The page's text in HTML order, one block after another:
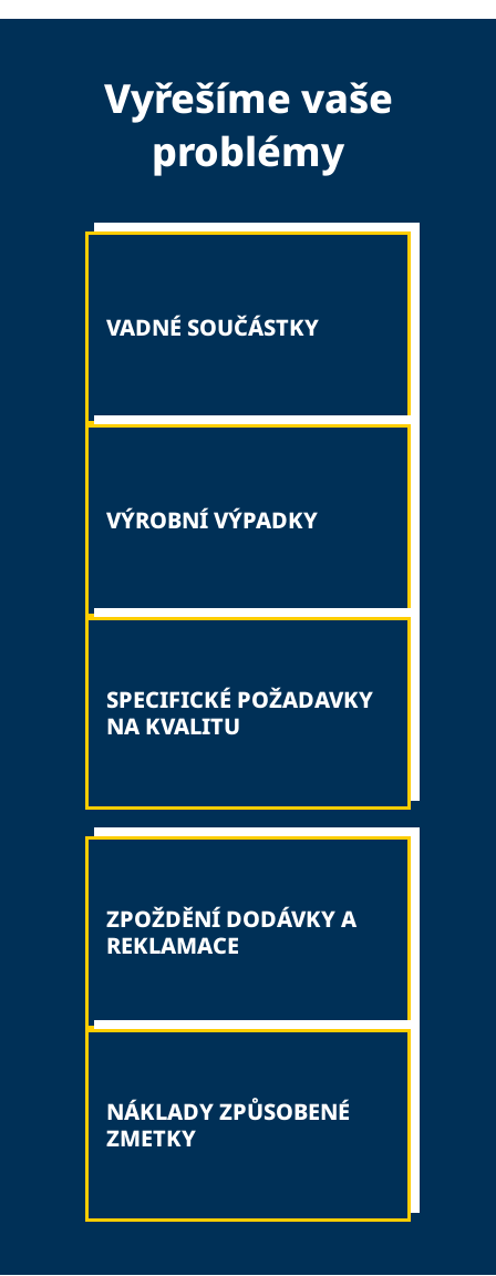
Vyřešíme vaše
problémy
VADNÉ SOUČÁSTKY
VÝROBNÍ VÝPADKY
SPECIFICKÉ POŽADAVKY
NA KVALITU
ZPOŽDĚNÍ DODÁVKY A
REKLAMACE
NÁKLADY ZPŮSOBENÉ
ZMETKY